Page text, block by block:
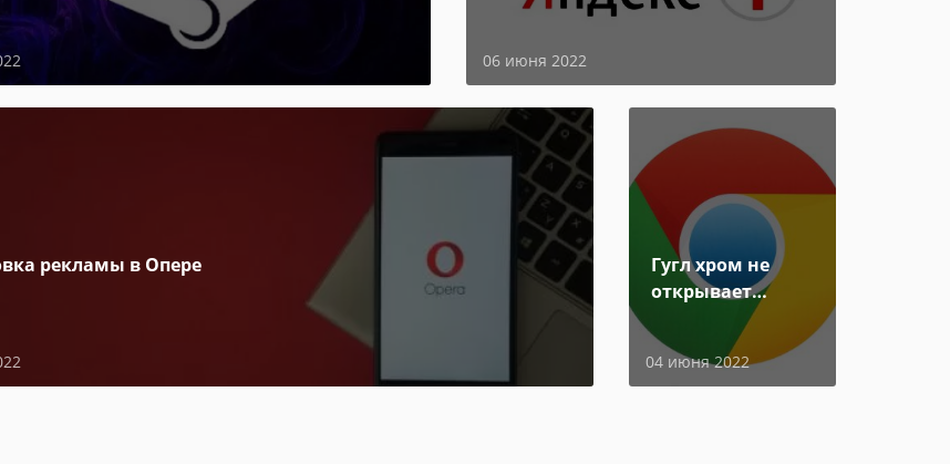
06 июня 2022
рекламы в Опере
Гугл хром не
открывает
04 июня 2022